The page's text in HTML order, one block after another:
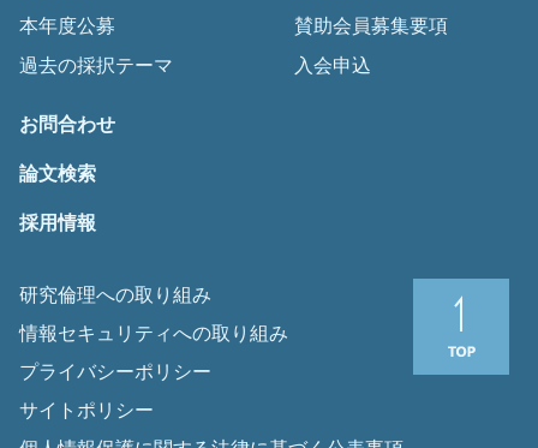
本年度公募
過去の採択テーマ
賛助会員募集要項
入会申込
お問合わせ
論文検索
採用情報
研究倫理への取り組み
情報セキュリティへの取り組み
プライバシーポリシー
サイトポリシー